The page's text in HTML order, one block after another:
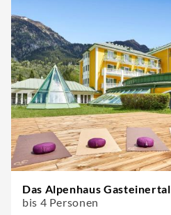
Das Alpenhaus Gasteinertal
bis 4 Personen